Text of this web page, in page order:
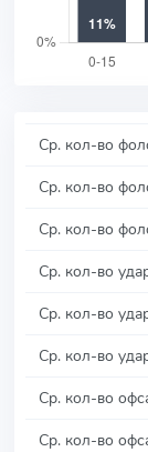
Ср. кол-во
Ср. кол-во
Ср. кол-во
Ср. кол-во
Ср. кол-во
Ср. кол-во
Ср. кол-во
Ср. кол-во